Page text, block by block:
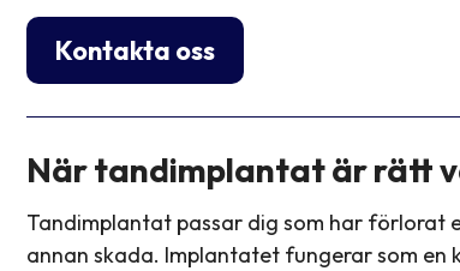
Kontakta oss
När tandimplantat är rätt
Tandimplantat passar dig som har förlorat
annan skada. Implantatet fungerar som